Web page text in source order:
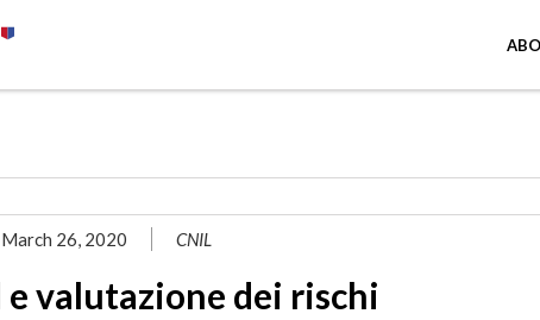
March 26, 2020 CNIL
e valutazione dei rischi